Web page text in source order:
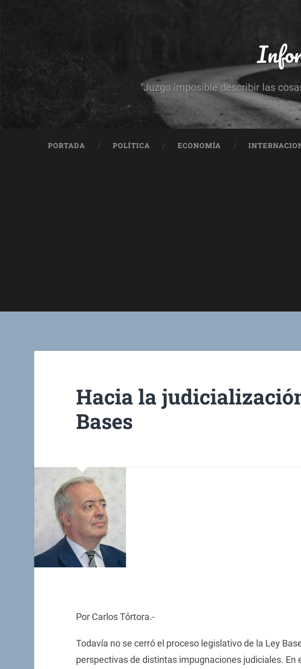
"Juzgo imposible describir las
PORTADA POLÍTICA ECONOMÍA
Hacia la
Bases
Por Carlos Tórtora.-
Todavía no se cerró el proceso legislativo de la Ley
perspectivas de distintas impugnaciones judiciales. En